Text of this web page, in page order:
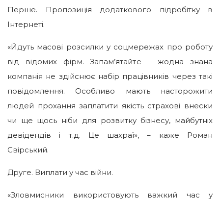
Перше. Пропозиція додаткового підробітку в
Інтернеті.
«Йдуть масові розсилки у соцмережах про роботу
від відомих фірм. Запам’ятайте – жодна знана
компанія не здійснює набір працівників через такі
повідомлення. Особливо мають насторожити
людей прохання заплатити якість страхові внески
чи ще щось ніби для розвитку бізнесу, майбутніх
девідендів і т.д. Це шахраї», – каже Роман
Свірський.
Друге. Виплати у час війни.
«Зловмисники використовують важкий час у